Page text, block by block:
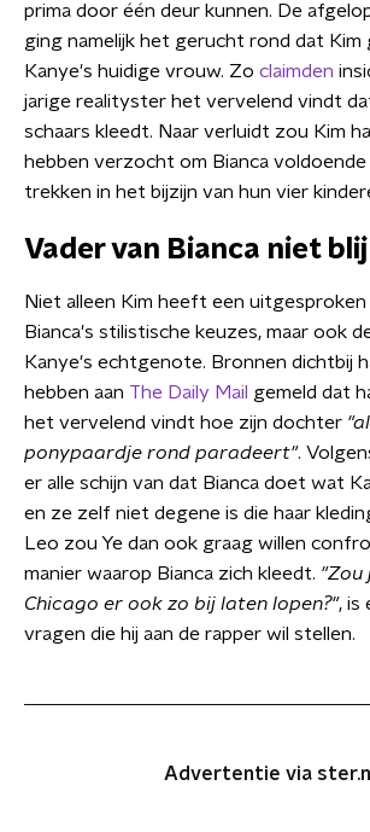
prima door één deur kunnen. De
ging namelijk het gerucht rond dat Kim
Kanye's huidige vrouw. Zo claimden
jarige realityster het vervelend vindt
schaars kleedt. Naar verluidt zou Kim
hebben verzocht om Bianca
trekken in het bijzijn van hun vier
Vader van Bianca niet blij
Niet alleen Kim heeft een
Bianca's stilistische keuzes, maar ook
Kanye's echtgenote. Bronnen dichtbij
hebben aan The Daily Mail gemeld dat
het vervelend vindt hoe zijn dochter
ponypaardje rond paradeert".
er alle schijn van dat Bianca doet wat
en ze zelf niet degene is die haar
Leo zou Ye dan ook graag willen
manier waarop Bianca zich kleedt. "Zou
Chicago er ook zo bij laten lopen?", is
vragen die hij aan de rapper wil stellen.
Advertentie via ster.nl